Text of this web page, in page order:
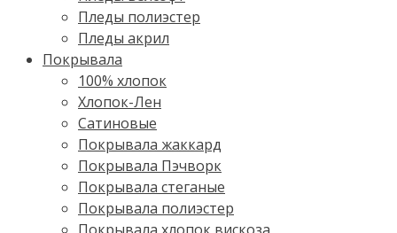
Пледы полиэстер
Пледы акрил
Покрывала
100% хлопок
Хлопок-Лен
Сатиновые
Покрывала жаккард
Покрывала Пэчворк
Покрывала стеганые
Покрывала полиэстер